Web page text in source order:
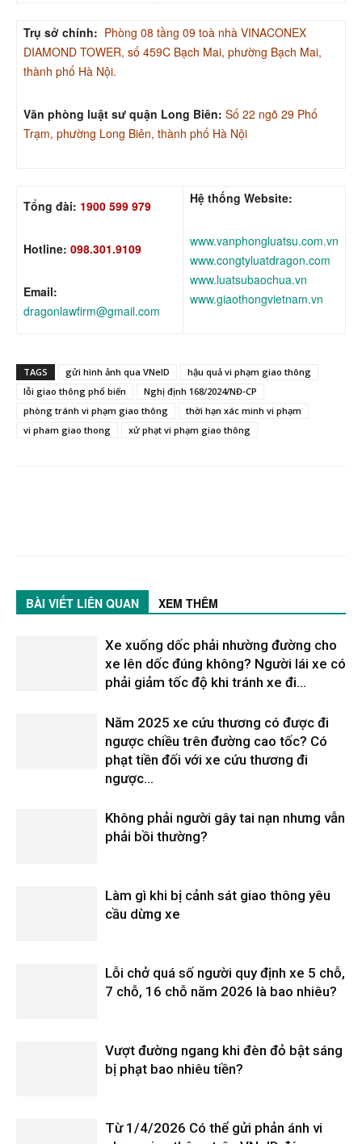
Trụ sở chính: Phòng 08 tầng 09 toà nhà VINACONEX
DIAMOND TOWER, số 459C Bạch Mai, phường Bạch Mai,
thành phố Hà Nội.
Văn phòng luật sư quận Long Biên: Số 22 ngõ 29 Phố
Trạm, phường Long Biên, thành phố Hà Nội
Tổng đài: 1900 599 979
Hotline: 098.301.9109
Email:
dragonlawfirm@gmail.com
Hệ thống Website:
www.vanphongluatsu.com.vn
www.congtyluatdragon.com
www.luatsubaochua.vn
www.giaothongvietnam.vn
TAGS gửi hình ảnh qua VNeID
hậu quả vi phạm giao thông
lỗi giao thông phổ biến
Nghị định 168/2024/NĐ-CP
phòng tránh vi phạm giao thông
thời hạn xác minh vi phạm
vi pham giao thong
xử phạt vi phạm giao thông
BÀI VIẾT LIÊN QUAN XEM THÊM
Xe xuống dốc phải nhường đường cho
xe lên dốc đúng không? Người lái xe có
phải giảm tốc độ khi tránh xe đi...
Năm 2025 xe cứu thương có được đi
ngược chiều trên đường cao tốc? Có
phạt tiền đối với xe cứu thương đi
ngược...
Không phải người gây tai nạn nhưng vẫn
phải bồi thường?
Làm gì khi bị cảnh sát giao thông yêu
cầu dừng xe
Lỗi chở quá số người quy định xe 5 chỗ,
7 chỗ, 16 chỗ năm 2026 là bao nhiêu?
Vượt đường ngang khi đèn đỏ bật sáng
bị phạt bao nhiêu tiền?
Từ 1/4/2026 Có thể gửi phản ánh vi